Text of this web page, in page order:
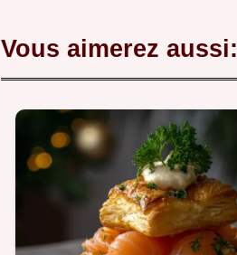
Vous aimerez aussi: